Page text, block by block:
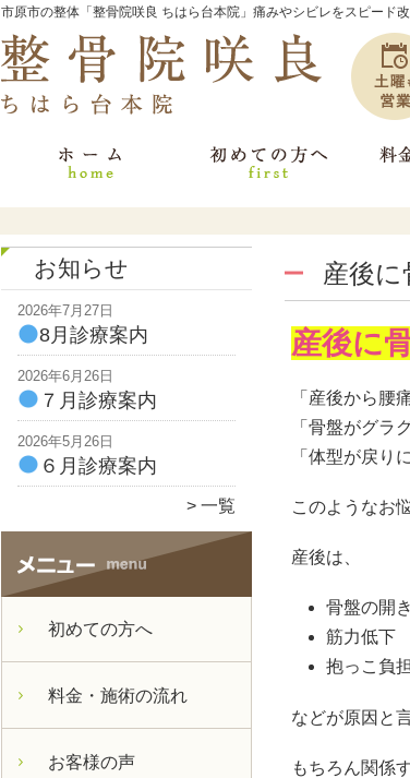
市原市の整体「整骨院咲良 ちはら台本院」痛みやシビレをスピード
お知らせ
2026年7月27日
8月診療案内
2026年6月26日
７月診療案内
2026年5月26日
６月診療案内
一覧
初めての方へ
料金・施術の流れ
お客様の声
産後
産後に
「産後から腰
「骨盤がグラ
「体型が戻り
このようなお
産後は、
骨盤の開き
筋力低下
抱っこ負担
などが原因と
もちろん関係